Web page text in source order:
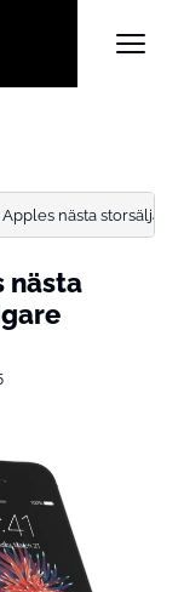
nästa storsäljare
nästa